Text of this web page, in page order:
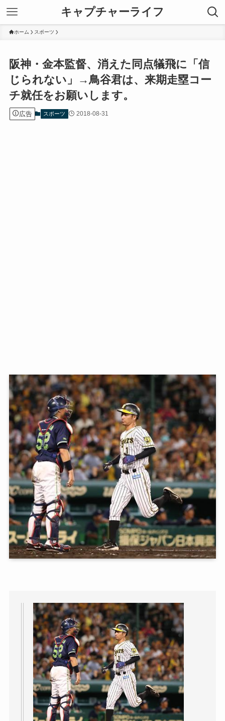
キャプチャーライフ
ホーム スポーツ
阪神・金本監督、消えた同点犠飛に「信
じられない」→鳥谷君は、来期走塁コー
チ就任をお願いします。
広告 スポーツ 2018-08-31